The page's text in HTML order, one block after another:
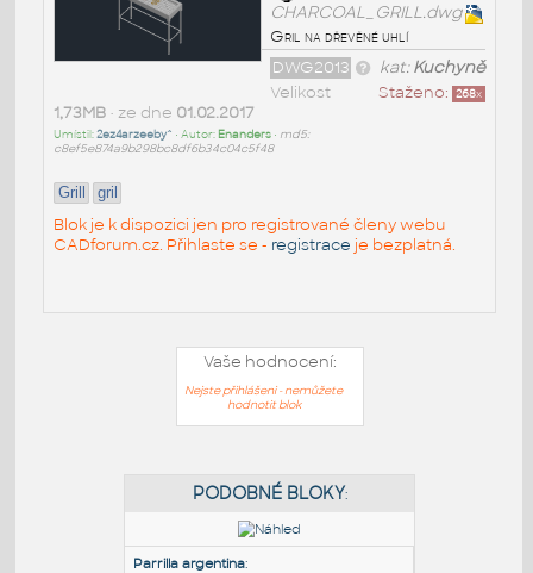
CHARCOAL_GRILL.dwg
Gril na dřevěné uhlí
kat:Kuchyně
DWG2013
Staženo: 268x
Velikost
1,73MB• ze dne 01.02.2017
Umístil:2ez4arzeeby^ • Autor: Enanders• md5:
c8ef5e874a9b298bc8df6b34c04c5f48
Grill gril
Blok je k dispozici jen pro registrované členy webu
CADforum.cz. Přihlaste se - registrace je bezplatná.
Vaše hodnocení:
Nejste přihlášeni - nemůžete
hodnotit blok